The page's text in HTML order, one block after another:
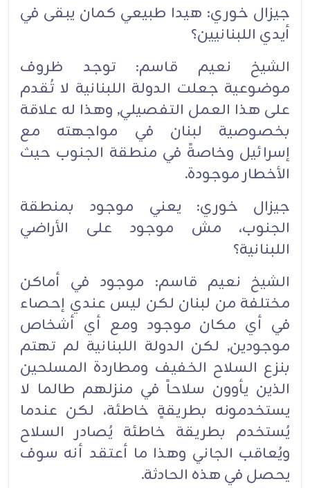
جيزال خوري: هيدا طبيعي كمان يبقى في
أيدي اللبنانيين؟‏
الشيخ نعيم قاسم: توجد ظروف
موضوعية جعلت الدولة اللبنانية لا تُقدم
على هذا العمل التفصيلي, وهذا له علاقة
بخصوصية لبنان في مواجهته مع
إسرائيل وخاصةً في منطقة الجنوب حيث
الأخطار موجودة.‏
جيزال خوري: يعني موجود بمنطقة
الجنوب، مش موجود على الأراضي
اللبنانية؟‏
الشيخ نعيم قاسم: موجود في أماكن
مختلفة من لبنان لكن ليس عندي إحصاء
في أي مكان موجود ومع أي أشخاص
موجودين, لكن الدولة اللبنانية لم تهتم
بنزع السلاح الخفيف ومطاردة المسلحين
الذين يأوون سلاحاً في منزلهم طالما لا
يستخدمونه بطريقةٍ خاطئة، لكن عندما
يُستخدم بطريقة خاطئة يُصادر السلاح
ويُعاقب الجاني وهذا ما أعتقد أنه سوف
يحصل في هذه الحادثة.‏